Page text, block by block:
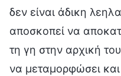
δεν είναι άδικη
αποσκοπεί να
τη γη στην αρχική
να μεταμορφώσει